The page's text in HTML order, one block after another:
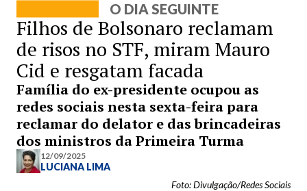
O DIA SEGUINTE
Filhos de Bolsonaro reclamam
de risos no STF, miram Mauro
Cid e resgatam facada
Família do ex-presidente ocupou as
redes sociais nesta sexta-feira para
reclamar do delator e das brincadeiras
dos ministros da Primeira Turma
12/09/2025
LUCIANA LIMA
Foto: Divulgação/Redes Sociais